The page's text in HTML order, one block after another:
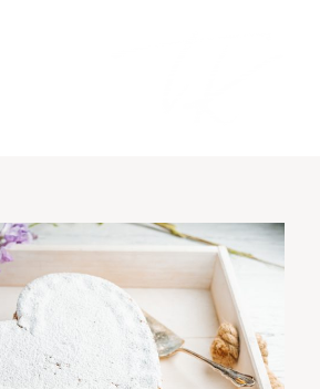
Kochschule
Rezepte
Über mich